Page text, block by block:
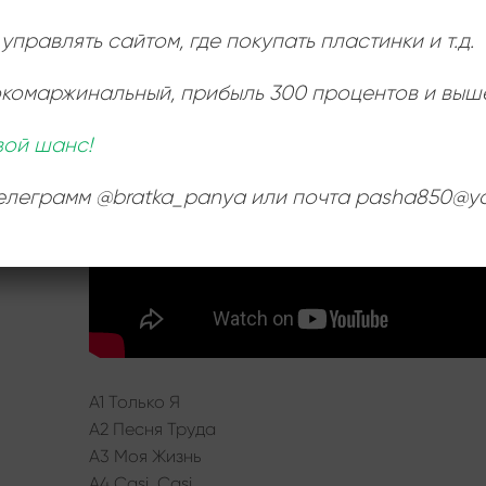
A1 Только Я
A2 Песня Труда
A3 Моя Жизнь
сайтом, где покупать пластинки и т.д.
, прибыль 300 процентов и
шанс!
@bratka_panya или почта